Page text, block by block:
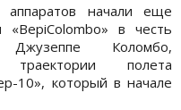
аппаратов начали еще
в честь
Джузеппе Коломбо,
траектории полета
10», который в начале